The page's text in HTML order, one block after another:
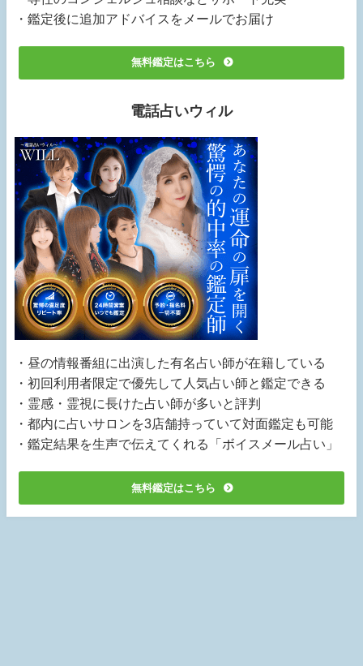
・鑑定後に追加アドバイスをメールでお届け
無料鑑定はこちら
電話占いウィル
・昼の情報番組に出演した有名占い師が在籍している
・初回利用者限定で優先して人気占い師と鑑定できる
・霊感・霊視に長けた占い師が多いと評判
・都内に占いサロンを3店舗持っていて対面鑑定も可能
・鑑定結果を生声で伝えてくれる「ボイスメール占い」
無料鑑定はこちら